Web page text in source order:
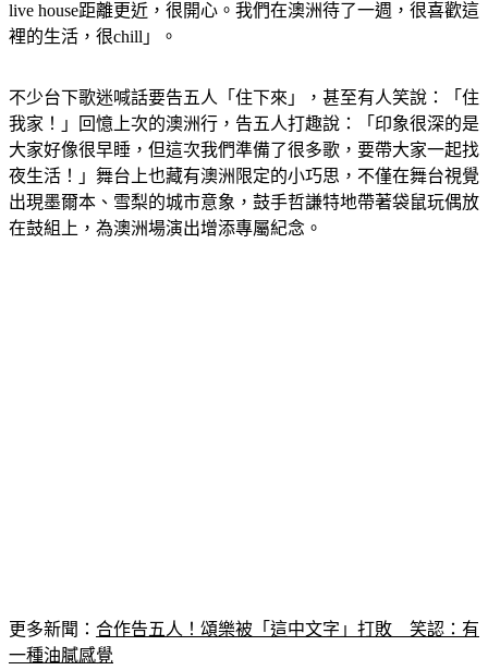
「上次來感受到大家滿滿的熱情，第二次跟大家見面，這次
live house距離更近，很開心。我們在澳洲待了一週，很喜歡這
不少台下歌迷喊話要告五人「住下來」，甚至有人笑說：「住
我家！」回憶上次的澳洲行，告五人打趣說：「印象很深的是
大家好像很早睡，但這次我們準備了很多歌，要帶大家一起找
夜生活！」舞台上也藏有澳洲限定的小巧思，不僅在舞台視覺
出現墨爾本、雪梨的城市意象，鼓手哲謙特地帶著袋鼠玩偶放
更多新聞：合作告五人！頌樂被「這中文字」打敗　笑認：有